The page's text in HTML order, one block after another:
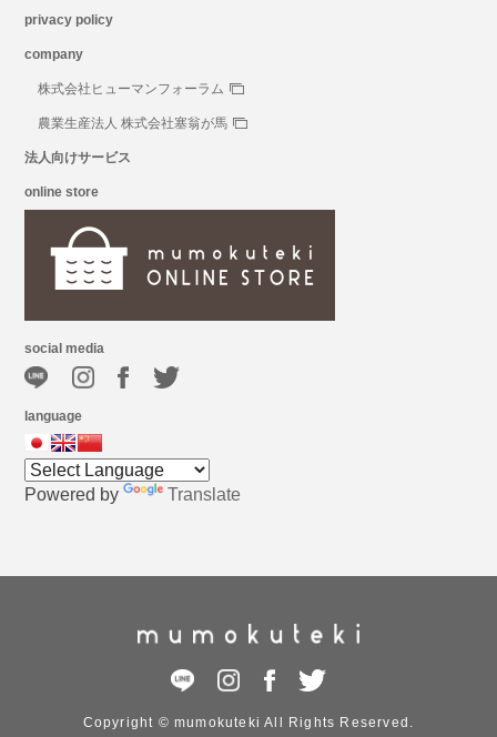
privacy policy
company
株式会社ヒューマンフォーラム
農業生産法人 株式会社塞翁が馬
法人向けサービス
online store
social media
language
Powered by Translate
Copyright © mumokuteki All Rights Reserved.